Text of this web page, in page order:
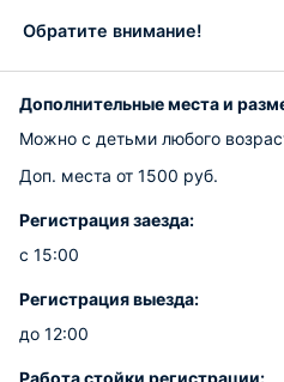
Обратите внимание!
Дополнительные места и
Можно с детьми любого
Доп. места от 1500 руб.
Регистрация заезда:
с 15:00
Регистрация выезда:
до 12:00
Работа стойки регистрации: